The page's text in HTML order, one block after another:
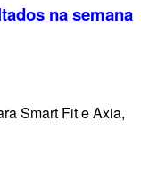
na semana
Smart Fit e Axia,